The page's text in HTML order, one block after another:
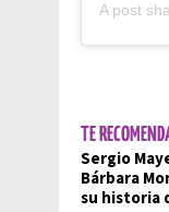
TE
Sergio
Bárbara
su historia